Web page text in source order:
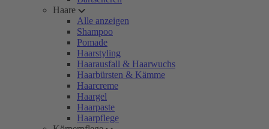
Haare
Alle anzeigen
Shampoo
Pomade
Haarstyling
Haarausfall & Haarwuchs
Haarbürsten & Kämme
Haarcreme
Haargel
Haarpaste
Haarpflege